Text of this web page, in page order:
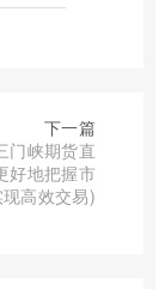
下一篇
门峡期货直
好地把握市
高效交易)